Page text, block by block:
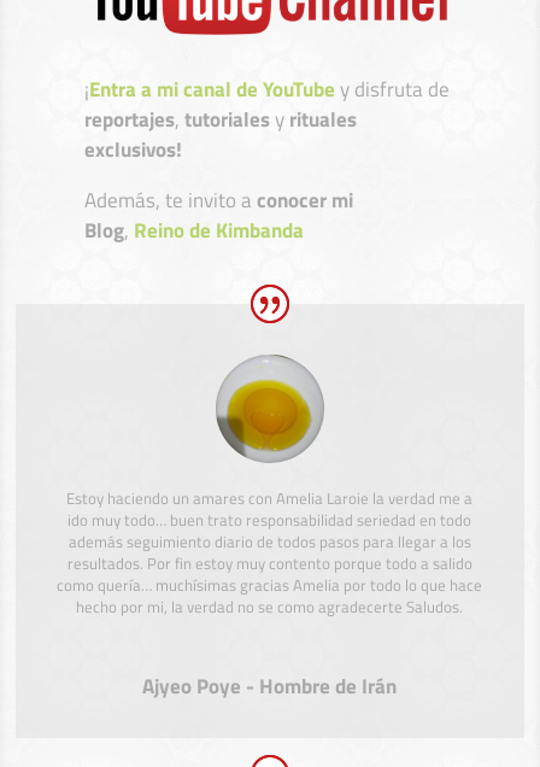
¡Entra a mi canal de YouTubey disfruta de
reportajes,tutorialesyrituales
exclusivos!
Además, te invito aconocer mi
Blog, Reino de Kimbanda
Estoy haciendo un amares con Amelia Laroie la verdad me a
ido muy todo… buen trato responsabilidad seriedad en todo
además seguimiento diario de todos pasos para llegar a los
resultados. Por fin estoy muy contento porque todo a salido
como quería… muchísimas gracias Amelia por todo lo que hace
hecho por mi, la verdad no se como agradecerte Saludos.
Ajyeo Poye - Hombre de Irán